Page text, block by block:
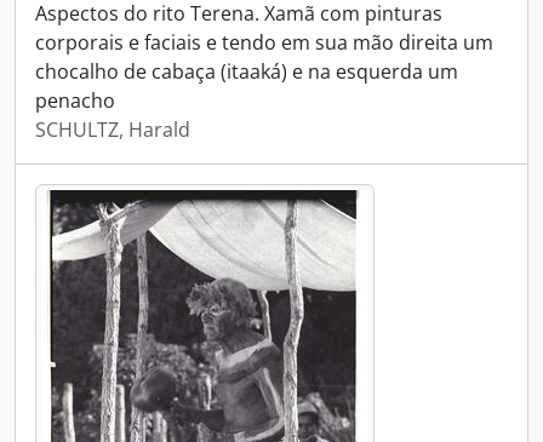
Aspectos do rito Terena. Xamã com pinturas
corporais e faciais e tendo em sua mão direita um
chocalho de cabaça (itaaká) e na esquerda um
penacho
SCHULTZ, Harald